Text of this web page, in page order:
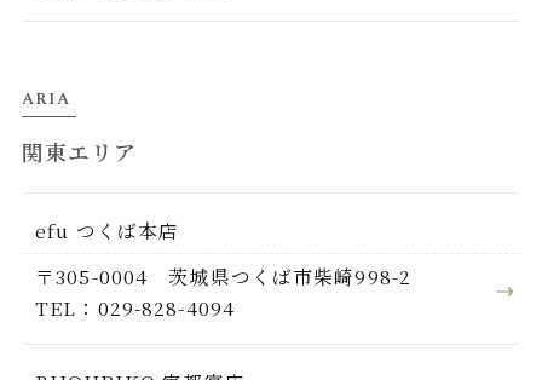
ARIA
関東エリア
efu つくば本店
〒305-0004 茨城県つくば市柴崎998-2
TEL：029-828-4094